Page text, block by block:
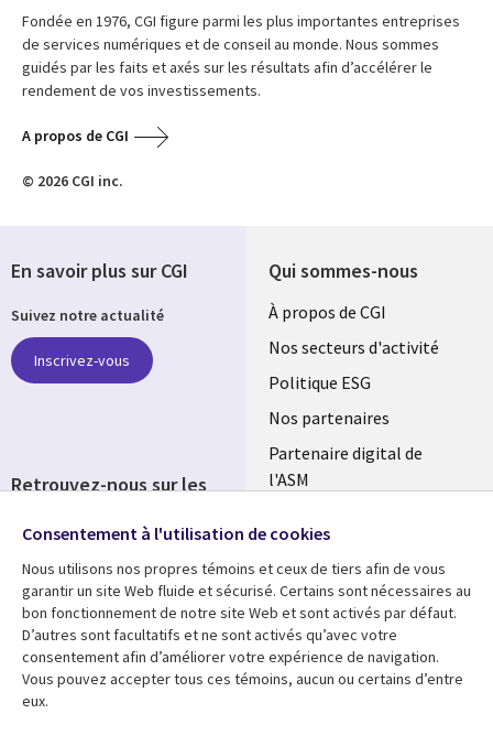
Fondée en 1976, CGI figure parmi les plus importantes entreprises
de services numériques et de conseil au monde. Nous sommes
guidés par les faits et axés sur les résultats afin d’accélérer le
rendement de vos investissements.
A propos de CGI
© 2026 CGI inc.
Qui sommes-nous
Useful
links
FRANCE
À propos de CGI
Nos secteurs d'activité
Politique ESG
Nos partenaires
Partenaire digital de
l'ASM
Ressources
Library
Articles
Support
Legal
Accessibilité
En savoir plus sur CGI
Suivez notre actualité
Inscrivez-vous
Retrouvez-nous sur les
Media
FRANCE
Consentement à l'utilisation de cookies
Nous utilisons nos propres témoins et ceux de tiers afin de vous
garantir un site Web fluide et sécurisé. Certains sont nécessaires au
bon fonctionnement de notre site Web et sont activés par défaut.
D’autres sont facultatifs et ne sont activés qu’avec votre
consentement afin d’améliorer votre expérience de navigation.
Vous pouvez accepter tous ces témoins, aucun ou certains d’entre
eux.